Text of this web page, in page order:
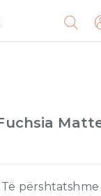
for: